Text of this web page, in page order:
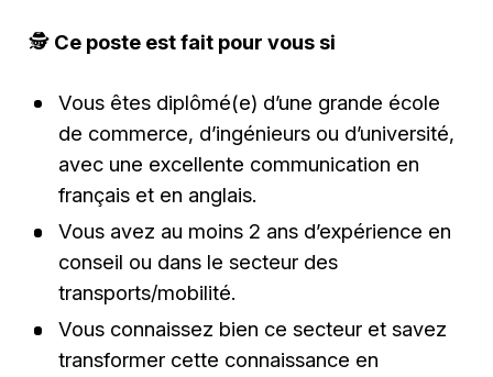
🕵️‍ Ce poste est fait pour vous si
Vous êtes diplômé(e) d’une grande école
de commerce, d’ingénieurs ou d’université,
avec une excellente communication en
français et en anglais.
Vous avez au moins 2 ans d’expérience en
conseil ou dans le secteur des
transports/mobilité.
Vous connaissez bien ce secteur et savez
transformer cette connaissance en